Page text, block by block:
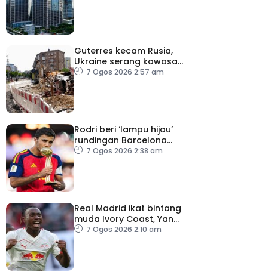
Guterres kecam Rusia,
Ukraine serang kawasan
awam7 Ogos 2026 2:57 am
Rodri beri ‘lampu hijau’
rundingan Barcelona
dengan Man City
7 Ogos 2026 2:38 am
Real Madrid ikat bintang
muda Ivory Coast, Yan
Diomande
7 Ogos 2026 2:10 am